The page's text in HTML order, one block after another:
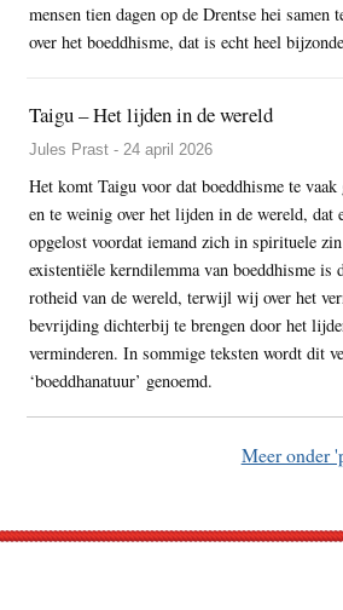
mensen tien dagen op de Drentse hei samen
over het boeddhisme, dat is echt heel
Taigu – Het lijden in de wereld
Jules Prast - 24 april 2026
Het komt Taigu voor dat boeddhisme te vaak
en te weinig over het lijden in de wereld, dat
opgelost voordat iemand zich in spirituele
existentiële kerndilemma van boeddhisme is
rotheid van de wereld, terwijl wij over het
bevrijding dichterbij te brengen door het
verminderen. In sommige teksten wordt dit
‘boeddhanatuur’ genoemd.
Meer onder